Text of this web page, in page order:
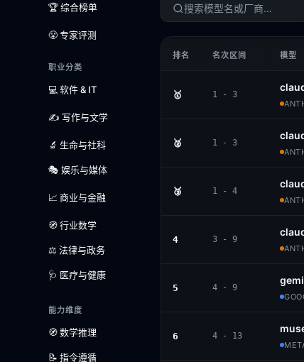
🏆 综合榜单
😤 专家评测
职业分类
💻 软件 & IT
✍️ 写作与文学
🔬 生命与社科
🎭 娱乐与媒体
📈 商业与金融
🧭 行业数学
⚖️ 法律与政务
🩺 医疗与健康
能力维度
🧭 数学推理
📝 指令遵循
排名 名次区间 模型
🥇 1 - 3
🥈 1 - 3
🥉 1 - 4
4 3 - 9
5 4 - 9
6 4 - 13